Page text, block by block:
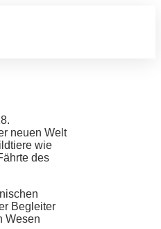
neuen Welt
wie
des
Begleiter
Wesen